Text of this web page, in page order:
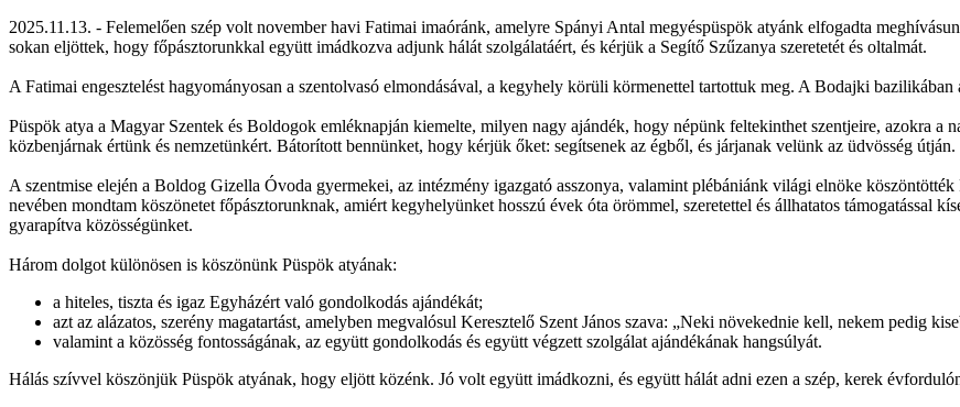
2025.11.13. - Felemelően szép volt november havi Fatimai imaóránk, amelyre Spányi Antal megyéspüspök atyánk elfogadta
sokan eljöttek, hogy főpásztorunkkal együtt imádkozva adjunk hálát szolgálatáért, és kérjük a Segítő Szűzanya szeretetét és oltalmát.
A Fatimai engesztelést hagyományosan a szentolvasó elmondásával, a kegyhely körüli körmenettel tartottuk meg. A Bodajki
Püspök atya a Magyar Szentek és Boldogok emléknapján kiemelte, milyen nagy ajándék, hogy népünk feltekinthet szentjeire, azokra
közbenjárnak értünk és nemzetünkért. Bátorított bennünket, hogy kérjük őket: segítsenek az égből, és járjanak velünk az üdvösség útján.
A szentmise elején a Boldog Gizella Óvoda gyermekei, az intézmény igazgató asszonya, valamint plébániánk világi elnöke
nevében mondtam köszönetet főpásztorunknak, amiért kegyhelyünket hosszú évek óta örömmel, szeretettel és állhatatos támogatással
gyarapítva közösségünket.
Három dolgot különösen is köszönünk Püspök atyának:
a hiteles, tiszta és igaz Egyházért való gondolkodás ajándékát;
azt az alázatos, szerény magatartást, amelyben megvalósul Keresztelő Szent János szava: „Neki növekednie kell, nekem pedig
valamint a közösség fontosságának, az együtt gondolkodás és együtt végzett szolgálat ajándékának hangsúlyát.
Hálás szívvel köszönjük Püspök atyának, hogy eljött közénk. Jó volt együtt imádkozni, és együtt hálát adni ezen a szép, kerek